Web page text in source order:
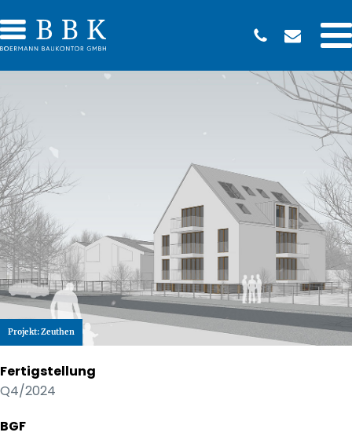
Projekt:Zeuthen
Fertigstellung
Q4/2024
BGF